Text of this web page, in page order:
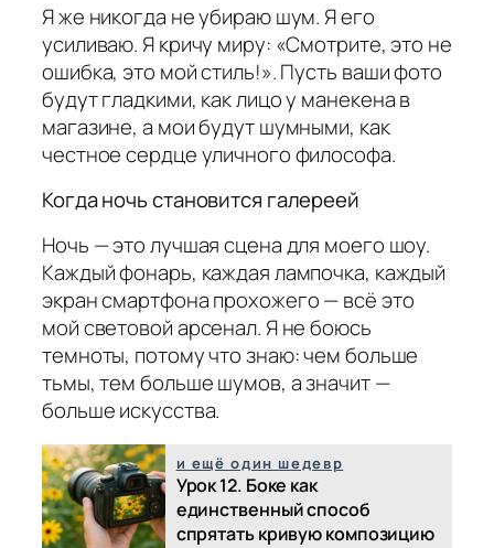
Я же никогда не убираю шум. Я его
усиливаю. Я кричу миру: «Смотрите, это не
ошибка, это мой стиль!». Пусть ваши фото
будут гладкими, как лицо у манекена в
магазине, а мои будут шумными, как
честное сердце уличного философа.
Когда ночь становится галереей
Ночь — это лучшая сцена для моего шоу.
Каждый фонарь, каждая лампочка, каждый
экран смартфона прохожего — всё это
мой световой арсенал. Я не боюсь
темноты, потому что знаю: чем больше
тьмы, тем больше шумов, а значит —
больше искусства.
и ещё один шедевр
Урок 12. Боке как
единственный способ
спрятать кривую композицию